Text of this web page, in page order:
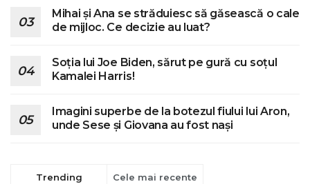
Mihai și Ana se străduiesc să găsească o cale
de mijloc. Ce decizie au luat?
Soția lui Joe Biden, sărut pe gură cu soțul
Kamalei Harris!
Imagini superbe de la botezul fiului lui Aron,
unde Sese și Giovana au fost nași
Trending Cele mai recente